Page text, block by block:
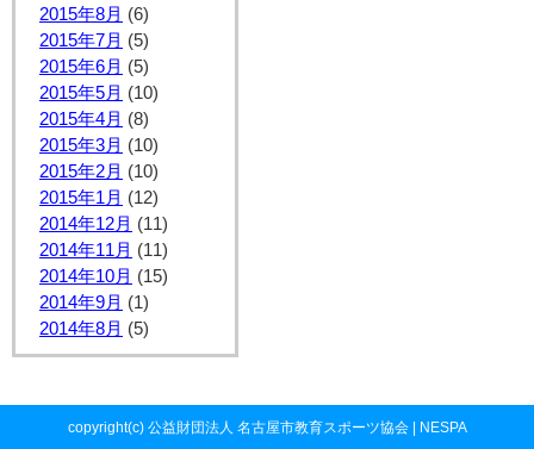
2015年8月 (6)
2015年7月 (5)
2015年6月 (5)
2015年5月 (10)
2015年4月 (8)
2015年3月 (10)
2015年2月 (10)
2015年1月 (12)
2014年12月 (11)
2014年11月 (11)
2014年10月 (15)
2014年9月 (1)
2014年8月 (5)
copyright(c) 公益財団法人 名古屋市教育スポーツ協会 | NESPA